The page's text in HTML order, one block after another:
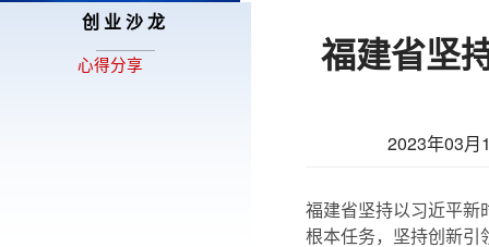
创业沙龙
...........................
心得分享 福建省坚
2023年03
福建省坚持以习近平新
根本任务，坚持创新引